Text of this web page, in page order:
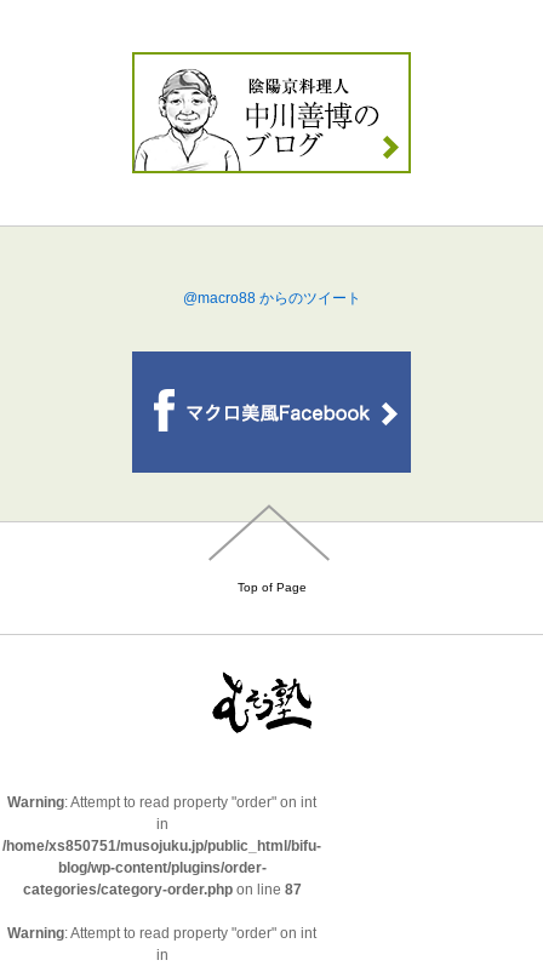
@macro88 からのツイート
Top of Page
Warning: Attempt to read property "order" on int
in
/home/xs850751/musojuku.jp/public_html/bifu-
blog/wp-content/plugins/order-
categories/category-order.phpon line 87
Warning: Attempt to read property "order" on int
in